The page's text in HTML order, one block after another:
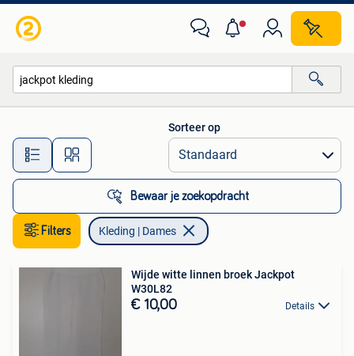
Alle afstanden…
Sorteer op
Bewaar je zoekopdracht
Filters Kleding | Dames
Wijde witte linnen broek Jackpot
W30L82
€ 10,00 Details